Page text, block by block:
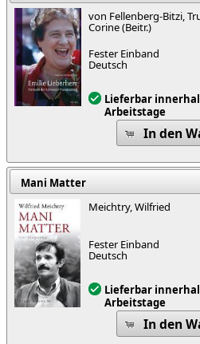
von Fellenberg-Bitzi,
Corine (Beitr.)
Fester Einband
Deutsch
Lieferbar
Arbeitstage
In den
Mani Matter
Meichtry, Wilfried
Fester Einband
Deutsch
Lieferbar
Arbeitstage
In den